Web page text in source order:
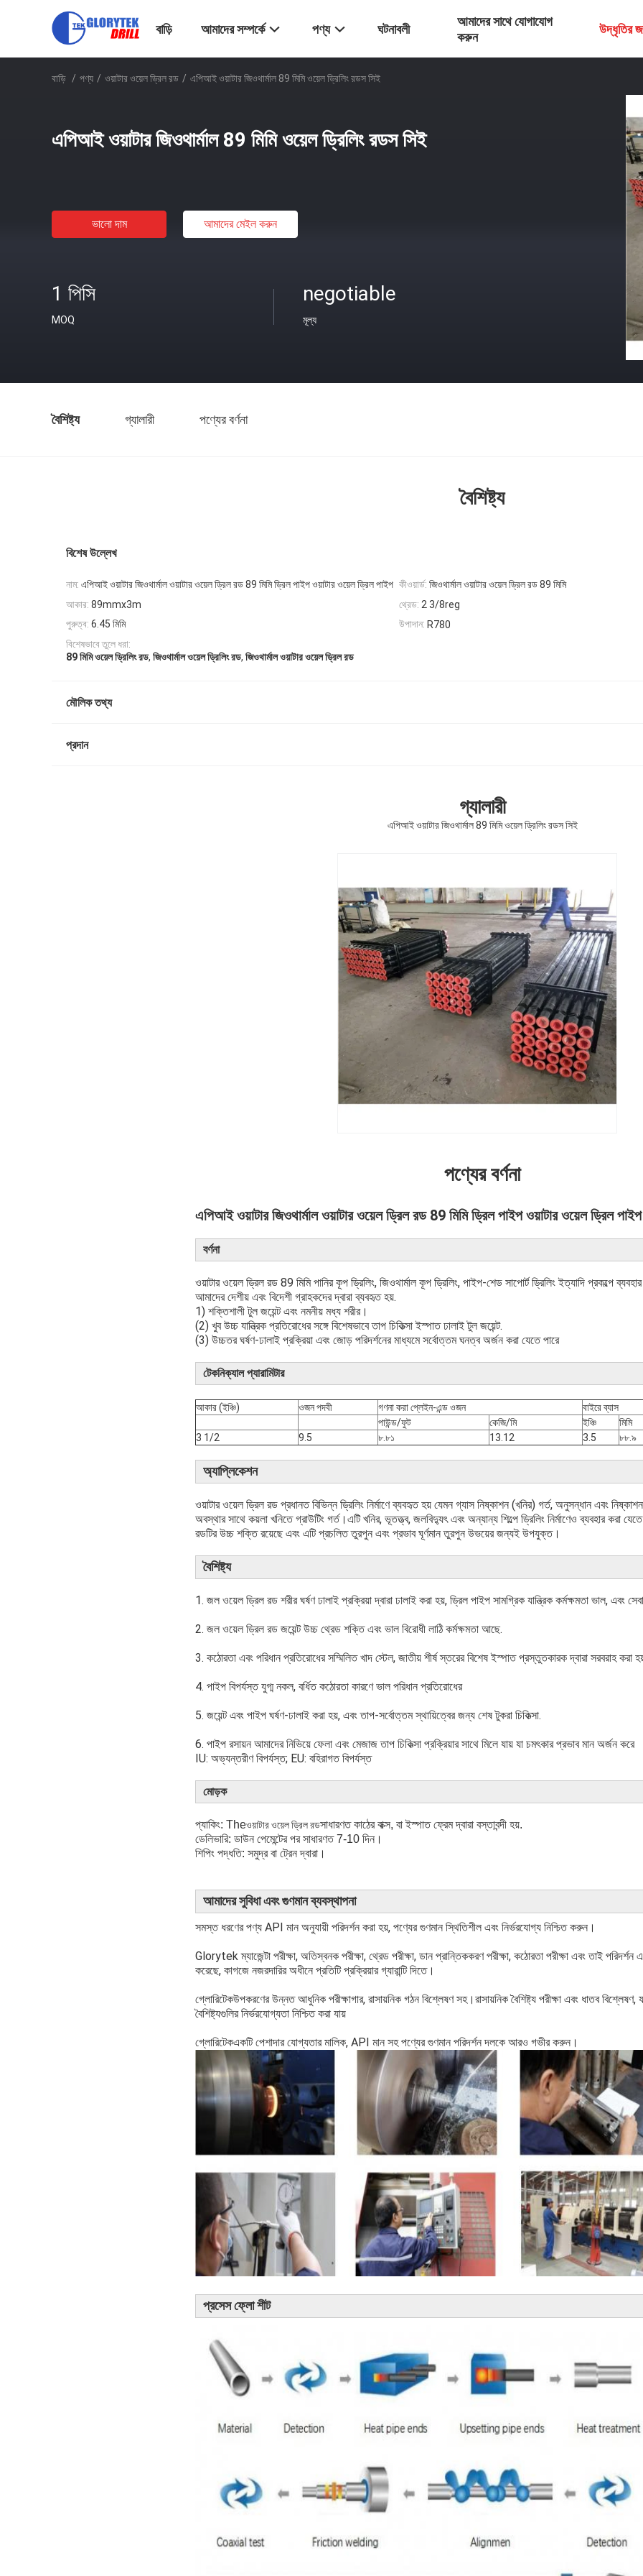
বাড়ি আমাদের সম্পর্কে পণ্য ঘটনাবলী
আমাদের সাথে যোগাযোগ
করুন
উদ্ধৃতির
বাড়ি / পণ্য / ওয়াটার ওয়েল ড্রিল রড / এপিআই ওয়াটার জিওথার্মাল 89 মিমি ওয়েল ড্রিলিং রডস সিই
এপিআই ওয়াটার জিওথার্মাল 89 মিমি ওয়েল ড্রিলিং রডস সিই
ভালো দাম আমাদের মেইল ​​করুন
1 পিসি
MOQ
negotiable
মূল্য
বৈশিষ্ট্য গ্যালারী পণ্যের বর্ণনা
বৈশিষ্ট্য
বিশেষ উল্লেখ
নাম: এপিআই ওয়াটার জিওথার্মাল ওয়াটার ওয়েল ড্রিল রড 89 মিমি ড্রিল পাইপ ওয়াটার ওয়েল ড্রিল পাইপ কীওয়ার্ড: জিওথার্মাল ওয়াটার ওয়েল ড্রিল রড 89 মিমি
আকার: 89mmx3m থ্রেড: 2 3/8reg
পুরুত্ব: 6.45 মিমি উপাদান: R780
বিশেষভাবে তুলে ধরা:
89 মিমি ওয়েল ড্রিলিং রড, জিওথার্মাল ওয়েল ড্রিলিং রড, জিওথার্মাল ওয়াটার ওয়েল ড্রিল রড
মৌলিক তথ্য
প্রদান
গ্যালারী
এপিআই ওয়াটার জিওথার্মাল 89 মিমি ওয়েল ড্রিলিং রডস সিই
পণ্যের বর্ণনা
এপিআই ওয়াটার জিওথার্মাল ওয়াটার ওয়েল ড্রিল রড 89 মিমি ড্রিল পাইপ ওয়াটার ওয়েল ড্রিল পাইপ
বর্ণনা
ওয়াটার ওয়েল ড্রিল রড 89 মিমি পানির কূপ ড্রিলিং, জিওথার্মাল কূপ ড্রিলিং, পাইপ-শেড সাপোর্ট ড্রিলিং ইত্যাদি প্রকল্পে
আমাদের দেশীয় এবং বিদেশী গ্রাহকদের দ্বারা ব্যবহৃত হয়.
1) শক্তিশালী টুল জয়েন্ট এবং নমনীয় মধ্য শরীর।
(2) খুব উচ্চ যান্ত্রিক প্রতিরোধের সঙ্গে বিশেষভাবে তাপ চিকিত্সা ইস্পাত ঢালাই টুল জয়েন্ট.
(3) উচ্চতর ঘর্ষণ-ঢালাই প্রক্রিয়া এবং জোড় পরিদর্শনের মাধ্যমে সর্বোত্তম ঘনত্ব অর্জন করা যেতে পারে
টেকনিক্যাল প্যারামিটার
আকার (ইঞ্চি) ওজন পদবী গণনা করা প্লেইন-এন্ড ওজন
বাইরে ব্যাস
পাউন্ড/ফুট
কেজি/মি ইঞ্চি
মিমি
3 1/2
9.5 ৮.৮১ 13.12 3.5 ৮৮.৯
অ্যাপ্লিকেশন
ওয়াটার ওয়েল ড্রিল রড প্রধানত বিভিন্ন ড্রিলিং নির্মাণে ব্যবহৃত হয় যেমন গ্যাস নিষ্কাশন (খনির) গর্ত, অনুসন্ধান এবং
অবস্থার সাথে কয়লা খনিতে গ্রাউটিং গর্ত।এটি খনির, ভূতত্ত্ব, জলবিদ্যুৎ এবং অন্যান্য শিল্পে ড্রিলিং নির্মাণেও ব্যবহার করা
রডটির উচ্চ শক্তি রয়েছে এবং এটি প্রচলিত তুরপুন এবং প্রভাব ঘূর্ণমান তুরপুন উভয়ের জন্যই উপযুক্ত।
বৈশিষ্ট্য
1. জল ওয়েল ড্রিল রড শরীর ঘর্ষণ ঢালাই প্রক্রিয়া দ্বারা ঢালাই করা হয়, ড্রিল পাইপ সামগ্রিক যান্ত্রিক কর্মক্ষমতা ভাল, এবং
2. জল ওয়েল ড্রিল রড জয়েন্ট উচ্চ থ্রেড শক্তি এবং ভাল বিরোধী লাঠি কর্মক্ষমতা আছে.
3. কঠোরতা এবং পরিধান প্রতিরোধের সম্মিলিত খাদ স্টেল, জাতীয় শীর্ষ স্তরের বিশেষ ইস্পাত প্রস্তুতকারক দ্বারা সরবরাহ করা
4. পাইপ বিপর্যস্ত যুগ্ম নকল, বর্ধিত কঠোরতা কারণে ভাল পরিধান প্রতিরোধের
5. জয়েন্ট এবং পাইপ ঘর্ষণ-ঢালাই করা হয়, এবং তাপ-সর্বোত্তম স্থায়িত্বের জন্য শেষ টুকরা চিকিত্সা.
6. পাইপ রসায়ন আমাদের নিভিয়ে ফেলা এবং মেজাজ তাপ চিকিত্সা প্রক্রিয়ার সাথে মিলে যায় যা চমৎকার প্রভাব মান অর্জন করে
IU: অভ্যন্তরীণ বিপর্যস্ত; EU: বহিরাগত বিপর্যস্ত
মোড়ক
প্যাকিং: Theওয়াটার ওয়েল ড্রিল রডসাধারণত কাঠের বাক্স, বা ইস্পাত ফ্রেম দ্বারা বস্তাবন্দী হয়.
ডেলিভারি: ডাউন পেমেন্টের পর সাধারণত 7-10 দিন।
শিপিং পদ্ধতি: সমুদ্র বা ট্রেন দ্বারা।
আমাদের সুবিধা এবং গুণমান ব্যবস্থাপনা
সমস্ত ধরণের পণ্য API মান অনুযায়ী পরিদর্শন করা হয়, পণ্যের গুণমান স্থিতিশীল এবং নির্ভরযোগ্য নিশ্চিত করুন।
Glorytek ম্যাজেন্টা পরীক্ষা, অতিস্বনক পরীক্ষা, থ্রেড পরীক্ষা, ডান প্রান্তিককরণ পরীক্ষা, কঠোরতা পরীক্ষা এবং তাই পরিদর্শন
করেছে, কাগজে নজরদারির অধীনে প্রতিটি প্রক্রিয়ার গ্যারান্টি দিতে।
গ্লোরিটেকউপকরণের উন্নত আধুনিক পরীক্ষাগার, রাসায়নিক গঠন বিশ্লেষণ সহ।রাসায়নিক বৈশিষ্ট্য পরীক্ষা এবং ধাতব
বৈশিষ্ট্যগুলির নির্ভরযোগ্যতা নিশ্চিত করা যায়
গ্লোরিটেকএকটি পেশাদার যোগ্যতার মালিক, API মান সহ পণ্যের গুণমান পরিদর্শন দলকে আরও গভীর করুন।
প্রসেস ফ্লো শীট